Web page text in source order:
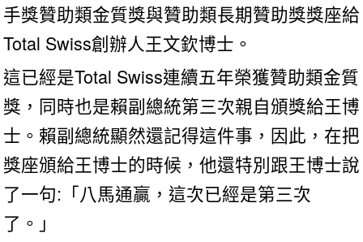
手獎贊助類金質獎與贊助類長期贊助獎獎座給
Total Swiss創辦人王文欽博士。
這已經是Total Swiss連續五年榮獲贊助類金質
獎，同時也是賴副總統第三次親自頒獎給王博
士。賴副總統顯然還記得這件事，因此，在把
獎座頒給王博士的時候，他還特別跟王博士說
了一句:「八馬通贏，這次已經是第三次
了。」